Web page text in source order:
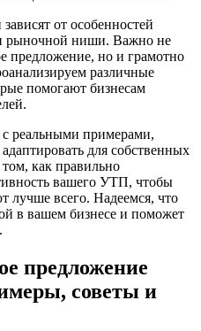
от особенностей
рыночной ниши. Важно не
предложение, но и грамотно
различные
помогают бизнесам
с реальными примерами,
для собственных
как правильно
вашего УТП, чтобы
лучше всего. Надеемся, что
в вашем бизнесе и поможет
предложение
советы и